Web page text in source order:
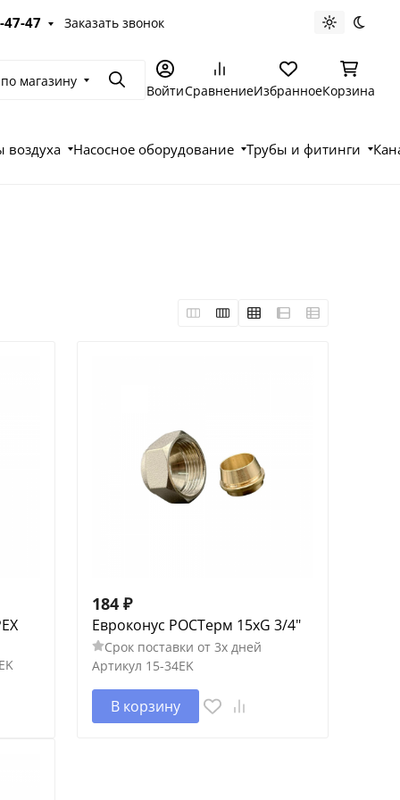
47-47 Заказать звонок Светлая
магазину ПоискВойтиСравнениеИзбранноеКорзина
воздуха Насосное оборудование Трубы и фитинги
184 ₽
Евроконус РОСТерм 15xG 3/4"
Срок поставки от 3х дней
Артикул 15-34EK
В корзину